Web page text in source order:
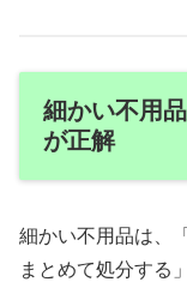
細かい不用
が正解
細かい不用品は、
まとめて処分する